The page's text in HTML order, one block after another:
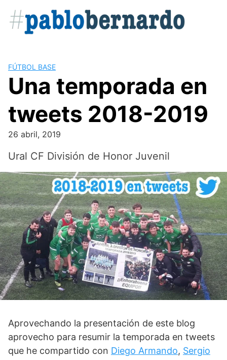
contenido
FÚTBOL BASE
Una temporada en
tweets 2018-2019
26 abril, 2019
Ural CF División de Honor Juvenil
Aprovechando la presentación de este blog
aprovecho para resumir la temporada en tweets
que he compartido con Diego Armando, Sergio